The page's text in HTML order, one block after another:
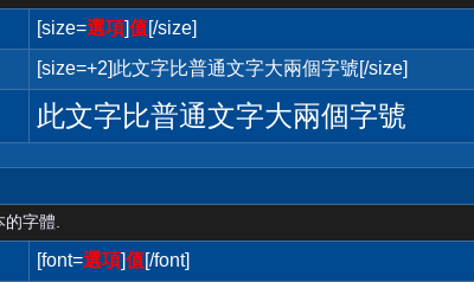
[size=選項]值[/size]
[size=+2]此文字比普通文字大兩個字號[/size]
此文字比普通文字大兩個字號
字體.
[font=選項]值[/font]